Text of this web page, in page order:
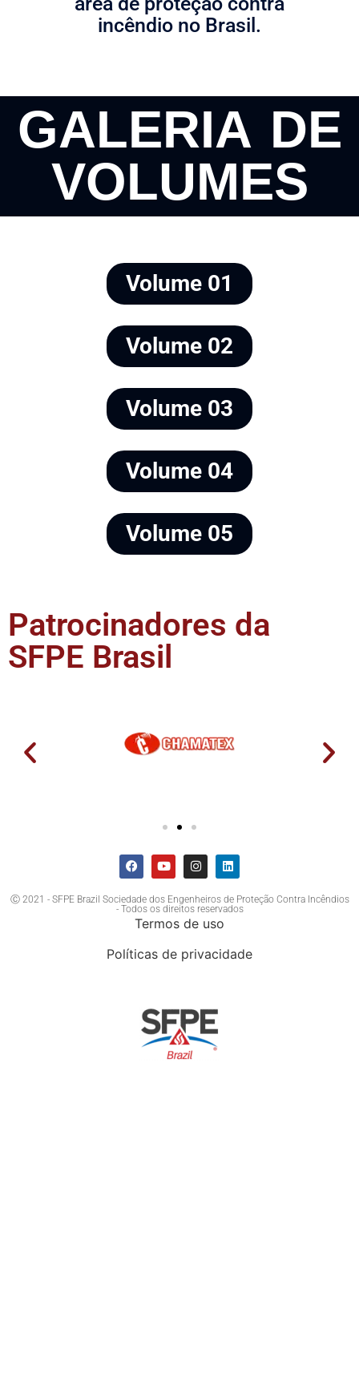
incêndio no Brasil.
GALERIA DE
VOLUMES
Volume 01
Volume 02
Volume 03
Volume 04
Volume 05
Patrocinadores da
SFPE Brasil
Ⓒ 2021 - SFPE Brazil Sociedade dos Engenheiros de Proteção Contra Incêndios
- Todos os direitos reservados
Termos de uso
Políticas de privacidade